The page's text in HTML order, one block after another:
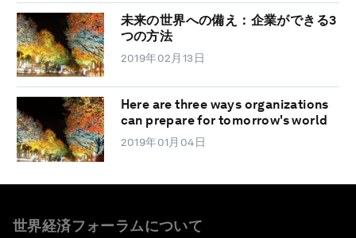
未来の世界への備え：企業ができる3
つの方法
2019年02月13日
Here are three ways organizations
can prepare for tomorrow's world
2019年01月04日
世界経済フォーラムについて